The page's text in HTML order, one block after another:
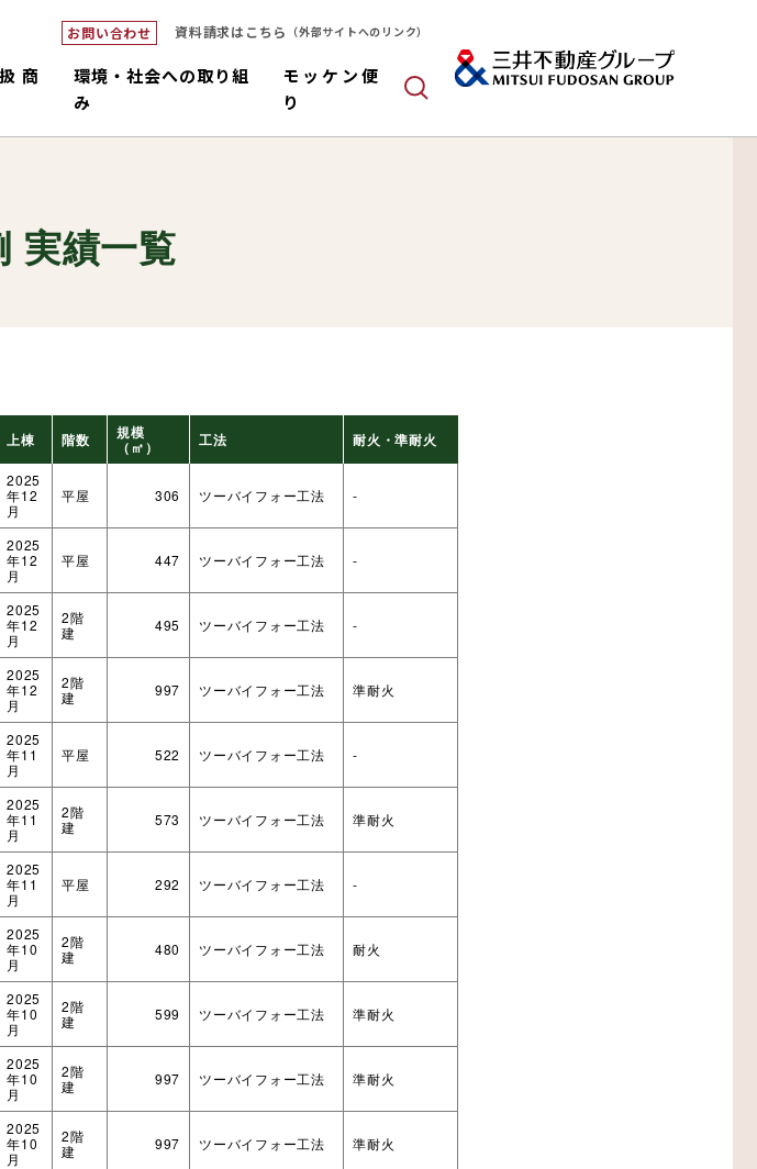
お問い合わせ 資料請求はこちら （外部サイトへのリンク）
設計・積算
中大規模木造
造作材・設備機器・二重床
舗 畜舎
パネル
商
ダブルシールドパネル
テム
環境・社会への取り組
み
モッケン便
り
実績一覧
上棟 階数 規模
（㎡） 工法 耐火・準耐火
2025
年12
月
平屋 306 ツーバイフォー工法 -
2025
年12
月
平屋 447 ツーバイフォー工法 -
2025
年12
月
2階
建
495 ツーバイフォー工法 -
2025
年12
月
2階
建
997 ツーバイフォー工法 準耐火
2025
年11
月
平屋 522 ツーバイフォー工法 -
2025
年11
月
2階
建
573 ツーバイフォー工法 準耐火
2025
年11
月
平屋 292 ツーバイフォー工法 -
2025
年10
月
2階
建
480 ツーバイフォー工法 耐火
2025
年10
月
2階
建
599 ツーバイフォー工法 準耐火
2025
年10
月
2階
建
997 ツーバイフォー工法 準耐火
2025
年10
月
2階
建
997 ツーバイフォー工法 準耐火